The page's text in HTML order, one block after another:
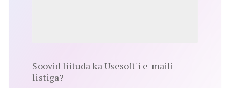
Soovid liituda ka Usesoft'i e-maili
listiga?